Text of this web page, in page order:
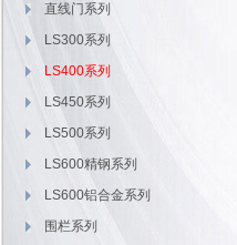
直线门系列
LS300系列
LS400系列
LS450系列
LS500系列
LS600精钢系列
LS600铝合金系列
围栏系列